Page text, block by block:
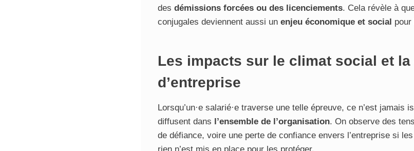
des démissions forcées ou des licenciements. Cela révèle à
conjugales deviennent aussi un enjeu économique et social
Les impacts sur le climat social et
d’entreprise
Lorsqu’un·e salarié·e traverse une telle épreuve, ce n’est jamais
diffusent dans l’ensemble de l’organisation. On observe des
de défiance, voire une perte de confiance envers l’entreprise si